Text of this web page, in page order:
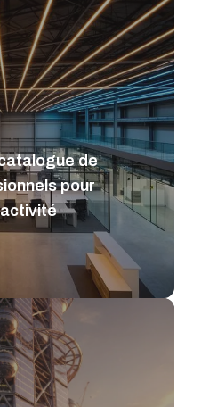
de
pour